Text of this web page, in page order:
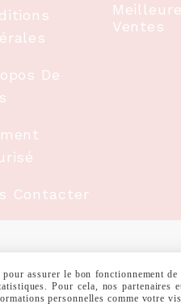
De
Contacter
Ventes
MENTIONS LÉGALES
assurer le bon fonctionnement
Pour cela, nos
personnelles comme votre